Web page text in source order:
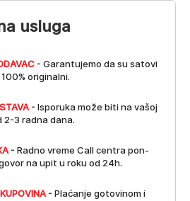
usluga
- Garantujemo da su satovi
originalni.
- Isporuka može biti na vašoj
2-3 radna dana.
- Radno vreme Call centra pon-
na upit u roku od 24h.
- Plaćanje gotovinom i